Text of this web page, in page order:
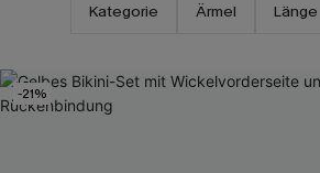
Kategorie Ärmel Länge
-21%